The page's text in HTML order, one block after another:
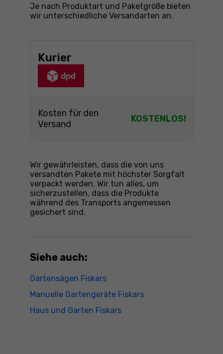
Je nach Produktart und Paketgröße bieten
wir unterschiedliche Versandarten an.
Kurier
Kosten für den
Versand
KOSTENLOS!
Wir gewährleisten, dass die von uns
versandten Pakete mit höchster Sorgfalt
verpackt werden. Wir tun alles, um
sicherzustellen, dass die Produkte
während des Transports angemessen
gesichert sind.
Siehe auch:
Gartensägen Fiskars
Manuelle Gartengeräte Fiskars
Haus und Garten Fiskars